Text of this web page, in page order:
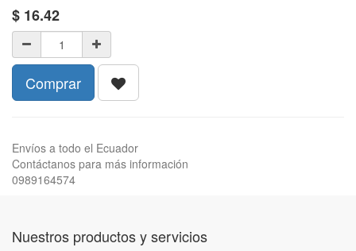
$ 16.42
Comprar
Envíos a todo el Ecuador
Contáctanos para más información
0989164574
Nuestros productos y servicios